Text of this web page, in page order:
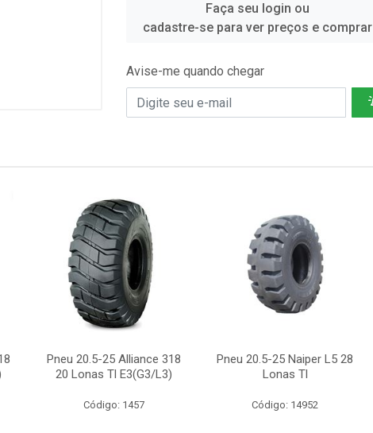
Faça seu login ou
cadastre-se para ver preços e comprar
Avise-me quando chegar
Pneu 20.5-25 Alliance 318
20 Lonas Tl E3(G3/L3)
Código: 1457
Pneu 20.5-25 Naiper L5 28
Lonas Tl
Código: 14952